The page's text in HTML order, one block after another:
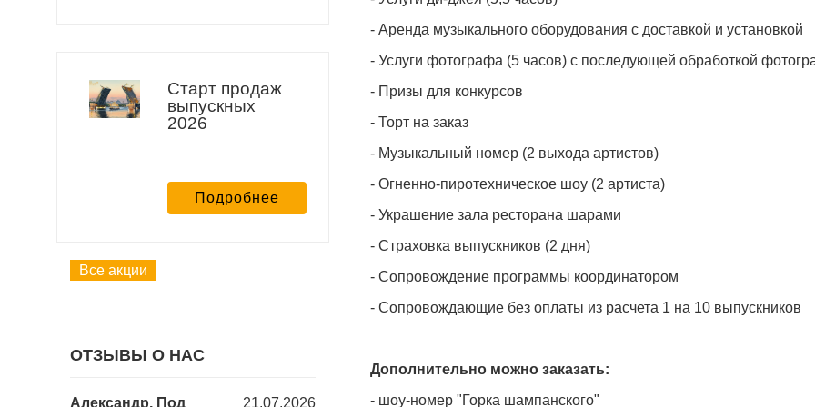
Старт продаж
выпускных
2026
Подробнее
Все акции
ОТЗЫВЫ О НАС
Александр, Под
21.07.2026 Юлия, Барбекю за
20.07.2026Елена, Романтика на
- Аренда музыкального оборудования с доставкой и установкой
- Услуги фотографа (5 часов) с последующей обработкой
- Призы для конкурсов
- Торт на заказ
- Музыкальный номер (2 выхода артистов)
- Огненно-пиротехническое шоу (2 артиста)
- Украшение зала ресторана шарами
- Страховка выпускников (2 дня)
- Сопровождение программы координатором
- Сопровождающие без оплаты из расчета 1 на 10 выпускников
Дополнительно можно заказать:
- шоу-номер "Горка шампанского"